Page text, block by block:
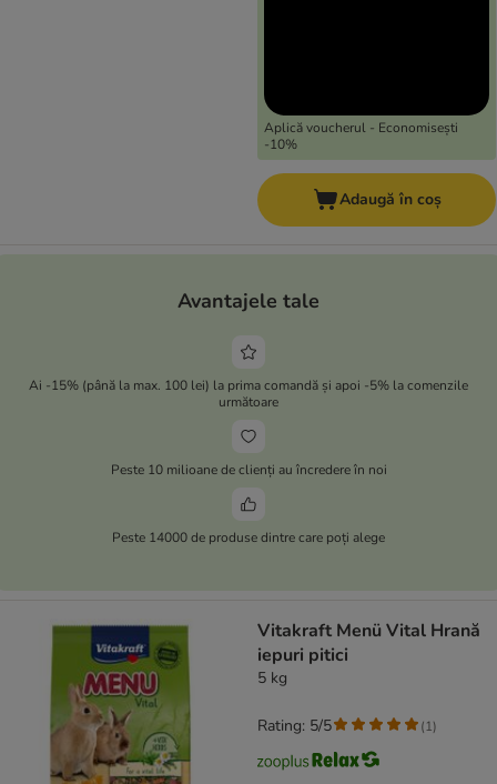
Aplică voucherul - Economisești
-10%
Adaugă în coș
Avantajele tale
Ai -15% (până la max. 100 lei) la prima comandă și apoi -5% la comenzile
următoare
Peste 10 milioane de clienți au încredere în noi
Peste 14000 de produse dintre care poți alege
Vitakraft Menü Vital Hrană
iepuri pitici
5 kg
Rating: 5/5 (1)